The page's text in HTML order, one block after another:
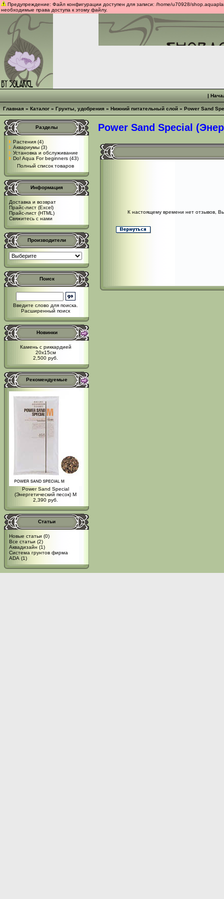
Предупреждение: Файл конфигурации доступен для записи: /home/u70928/
необходимые права доступа к этому файлу.
|
Главная » Каталог » Грунты, удобрения » Нижний питательный слой » Power Sand
Разделы
Растения (4)
Аквариумы (3)
Установка и обслуживание
Do! Aqua For beginners (43)
Полный список товаров
Информация
Доставка и возврат
Прайс-лист (Excel)
Прайс-лист (HTML)
Свяжитесь с нами
Производители
Поиск
Введите слово для поиска.
Расширенный поиск
Новинки
Камень с риккардией
20x15см
2,500 руб.
Рекомендуемые
Power Sand Special
(Энергетический песок) M
2,390 руб.
Статьи
Новые статьи (0)
Все статьи (2)
Аквадизайн (1)
Система грунтов фирма
ADA (1)
Power Sand Special
К настоящему времени нет отзывов,